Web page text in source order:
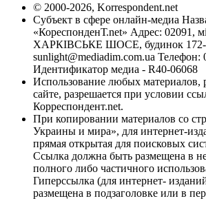
© 2000-2026, Korrespondent.net
Субъект в сфере онлайн-медиа
«КореспонденТ.net» Адрес: 02091,
ХАРКІВСЬКЕ ШОСЕ, будинок 172-
sunlight@mediadim.com.ua Телефон:
Идентификатор медиа - R40-06068
Использование любых материалов,
сайте, разрешается при условии
Корреспондент.net.
При копировании материалов со
Украины и мира», для интернет-
прямая открытая для поисковых
Ссылка должна быть размещена в
полного либо частичного
Гиперссылка (для интернет-
размещена в подзаголовке или в